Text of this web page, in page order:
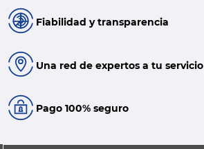
Fiabilidad y transparencia
Una red de expertos a tu servicio
Pago 100% seguro